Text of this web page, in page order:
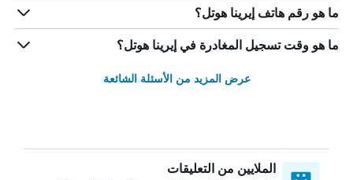
ما هو رقم هاتف إيرينا هوتل؟
ما هو وقت تسجيل المغادرة في إيرينا هوتل؟
عرض المزيد من الأسئلة الشائعة
الملايين من التعليقات